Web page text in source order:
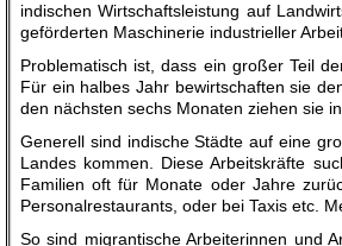
indischen Wirtschaftsleistung auf
geförderten Maschinerie industrieller
Problematisch ist, dass ein großer Teil
Für ein halbes Jahr bewirtschaften sie
den nächsten sechs Monaten ziehen sie
Generell sind indische Städte auf eine
Landes kommen. Diese Arbeitskräfte
Familien oft für Monate oder Jahre
Personalrestaurants, oder bei Taxis etc.
So sind migrantische Arbeiterinnen und